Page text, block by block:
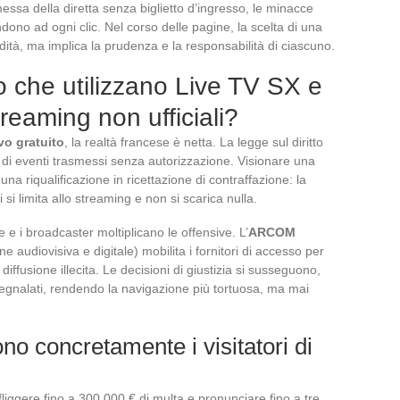
della diretta senza biglietto d’ingresso, le minacce
ad ogni clic. Nel corso delle pagine, la scelta di una
ma implica la prudenza e la responsabilità di ciascuno.
che utilizzano Live TV SX e
non ufficiali?
gratuito , la realtà francese è netta. La legge sul diritto
eventi trasmessi senza autorizzazione. Visionare una
riqualificazione in ricettazione di contraffazione: la
limita allo streaming e non si scarica nulla.
i broadcaster moltiplicano le offensive. L’ARCOM
audiovisiva e digitale) mobilita i fornitori di accesso per
illecita. Le decisioni di giustizia si susseguono,
rendendo la navigazione più tortuosa, ma mai
concretamente i visitatori di